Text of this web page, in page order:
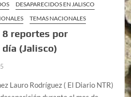
DESAPARECIDOS EN JALISCO
TEMAS NACIONALES
reportes por
(Jalisco)
Lauro Rodríguez ( El Diario NTR)